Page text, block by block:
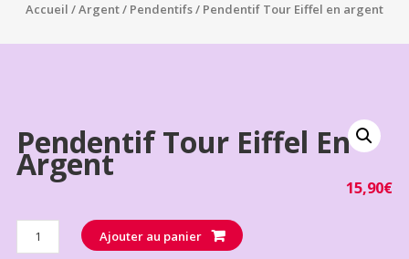
Accueil /Argent/ Pendentifs/ Pendentif Tour Eiffel en argent
Pendentif Tour Eiffel En
Argent
15,90€
Quantité Ajouter au panier